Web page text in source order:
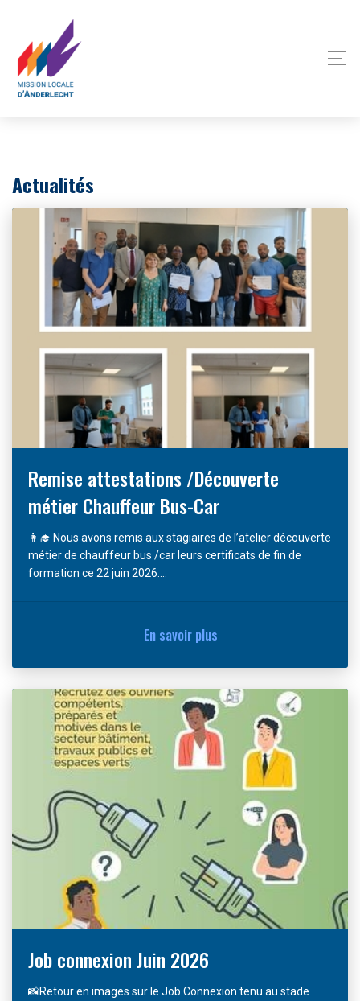
Actualités
Remise attestations /Découverte
métier Chauffeur Bus-Car
👩‍🎓 Nous avons remis aux stagiaires de l’atelier découverte
métier de chauffeur bus /car leurs certificats de fin de
formation ce 22 juin 2026....
En savoir plus
Job connexion Juin 2026
📸Retour en images sur le Job Connexion tenu au stade